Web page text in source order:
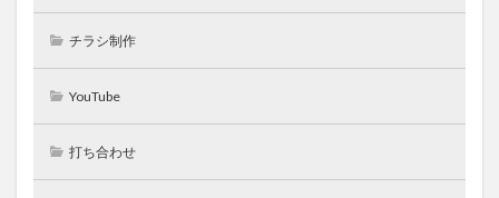
チラシ制作
YouTube
打ち合わせ